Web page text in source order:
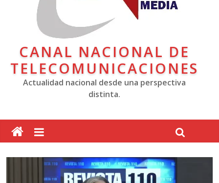
CANAL NACIONAL DE
TELECOMUNICACIONES
Actualidad nacional desde una perspectiva
distinta.